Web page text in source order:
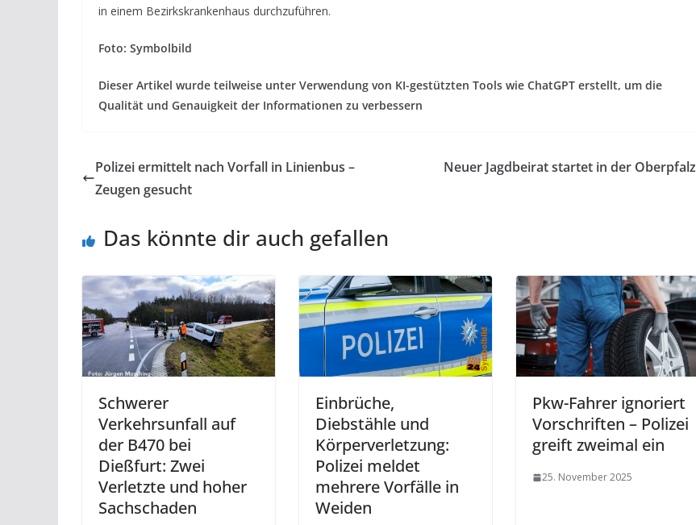
in einem Bezirkskrankenhaus durchzuführen.
Foto: Symbolbild
Dieser Artikel wurde teilweise unter Verwendung von KI-gestützten Tools wie ChatGPT erstellt, um die
Qualität und Genauigkeit der Informationen zu verbessern
Polizei ermittelt nach Vorfall in Linienbus –
Zeugen gesucht
Neuer Jagdbeirat startet in der Oberpfalz
Das könnte dir auch gefallen
Schwerer
Verkehrsunfall auf
der B470 bei
Dießfurt: Zwei
Verletzte und hoher
Sachschaden
Einbrüche,
Diebstähle und
Körperverletzung:
Polizei meldet
mehrere Vorfälle in
Weiden
Pkw-Fahrer ignoriert
Vorschriften – Polizei
greift zweimal ein
25. November 2025